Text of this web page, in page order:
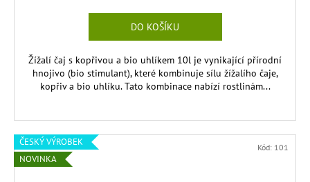
DO KOŠÍKU
Žížalí čaj s kopřivou a bio uhlíkem 10l je vynikající přírodní
hnojivo (bio stimulant), které kombinuje sílu žížalího čaje,
kopřiv a bio uhlíku. Tato kombinace nabízí rostlinám...
ČESKÝ VÝROBEK
NOVINKA
Kód: 101